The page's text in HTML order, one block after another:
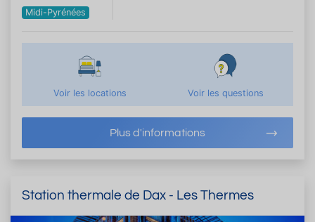
Midi-Pyrénées
Voir les locations Voir les questions
Plus d'informations
Station thermale de Dax - Les Thermes